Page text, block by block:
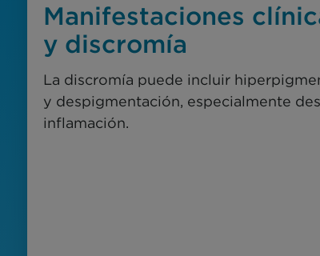
Manifestaciones
y discromía
La discromía puede incluir
y despigmentación, especialmente
inflamación.